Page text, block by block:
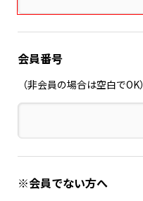
会員番号
（非会員の場合は空白でOK）
※会員でない方へ